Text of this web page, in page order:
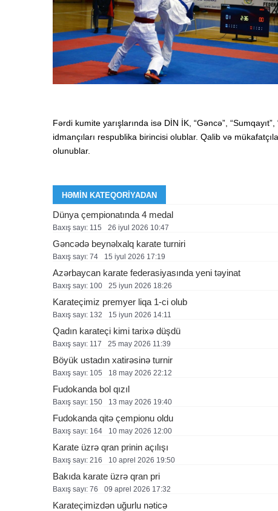
Fərdi kumite yarışlarında isə DİN İK, “Gəncə”,
idmançıları respublika birincisi olublar. Qalib və
olunublar.
HƏMIN KATEQORIYADAN
Dünya çempionatında 4 medal
Baxış sayı: 115 26 i̇yul 2026 10:47
Gəncədə beynəlxalq karate turniri
Baxış sayı: 74 15 i̇yul 2026 17:19
Azərbaycan karate federasiyasında yeni təyinat
Baxış sayı: 100 25 i̇yun 2026 18:26
Karateçimiz premyer liqa 1-ci olub
Baxış sayı: 132 15 i̇yun 2026 14:11
Qadın karateçi kimi tarixə düşdü
Baxış sayı: 117 25 may 2026 11:39
Böyük ustadın xatirəsinə turnir
Baxış sayı: 105 18 may 2026 22:12
Fudokanda bol qızıl
Baxış sayı: 150 13 may 2026 19:40
Fudokanda qitə çempionu oldu
Baxış sayı: 164 10 may 2026 12:00
Karate üzrə qran prinin açılışı
Baxış sayı: 216 10 aprel 2026 19:50
Bakıda karate üzrə qran pri
Baxış sayı: 76 09 aprel 2026 17:32
Karateçimizdən uğurlu nəticə